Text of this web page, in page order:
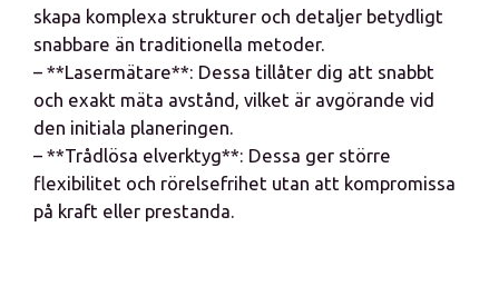
skapa komplexa strukturer och detaljer betydligt
snabbare än traditionella metoder.
– **Lasermätare**: Dessa tillåter dig att snabbt
och exakt mäta avstånd, vilket är avgörande vid
den initiala planeringen.
– **Trådlösa elverktyg**: Dessa ger större
flexibilitet och rörelsefrihet utan att kompromissa
på kraft eller prestanda.